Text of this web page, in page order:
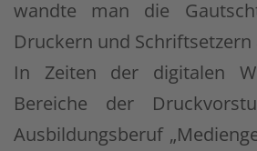
wandte man die
Druckern und Schriftsetzern
In Zeiten der digitalen
Bereiche der
Ausbildungsberuf